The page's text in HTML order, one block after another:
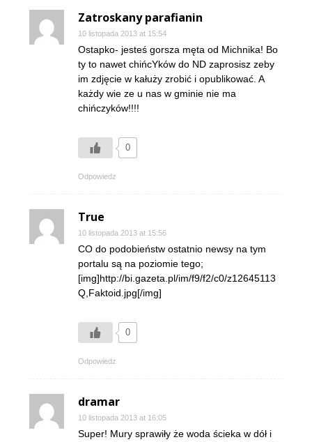
Zatroskany parafianin
10 listopada 2013 at 15:54
Ostapko- jesteś gorsza męta od Michnika! Bo
ty to nawet chińcYków do ND zaprosisz zeby
im zdjęcie w kałuży zrobić i opublikować. A
każdy wie ze u nas w gminie nie ma
chińczyków!!!!
0
Odpowiedz
True
10 listopada 2013 at 15:56
CO do podobieństw ostatnio newsy na tym
portalu są na poziomie tego;
[img]http://bi.gazeta.pl/im/f9/f2/c0/z12645113
Q,Faktoid.jpg[/img]
0
Odpowiedz
dramar
10 listopada 2013 at 16:05
Super! Mury sprawiły że woda ścieka w dół i